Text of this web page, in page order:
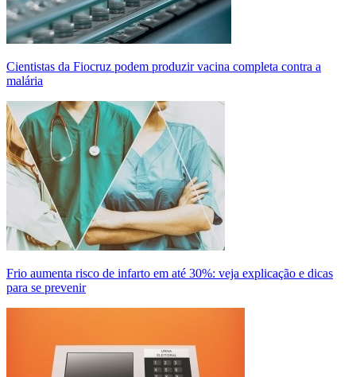
Cientistas da Fiocruz podem produzir vacina completa contra a
malária
Frio aumenta risco de infarto em até 30%: veja explicação e dicas
para se prevenir